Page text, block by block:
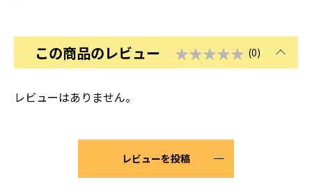
この商品のレビュー ★★★★★ (0)
レビューはありません。
レビューを投稿